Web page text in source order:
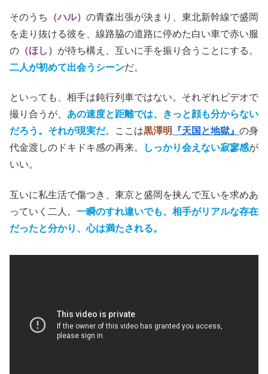
そのうち （ハル） の青森出張が決まり、東北新幹線で盛岡
を走り抜ける彼を、線路脇の道路に停めた白い車で赤い服
の （ほし） が待ち構え、互いに手を振り合うことにする。
二人が初めて出会うシーンだ。
といっても、相手は鈍行列車ではない。それぞれビデオで
撮り合うが、 あの速度と距離では、きっと顔も分からない
だろう。それが現実だ。ここは黒澤明 『天国と地獄』 の身
代金渡しのドキドキ感の再来。
しっかり会えない寂寥感が
いい。
互いに私生活で傷つき、東京と盛岡を挟んで互いを求めあ
っていく二人。 一瞬のすれ違いでも、相手がリアルな存在
だったと分かり、心は満たされる。